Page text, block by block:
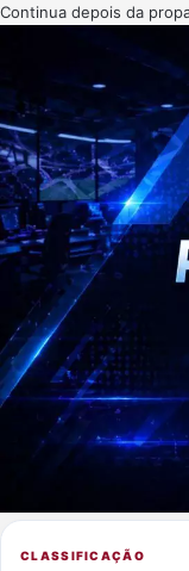
Continua depois da
CLASSIFICAÇÃO